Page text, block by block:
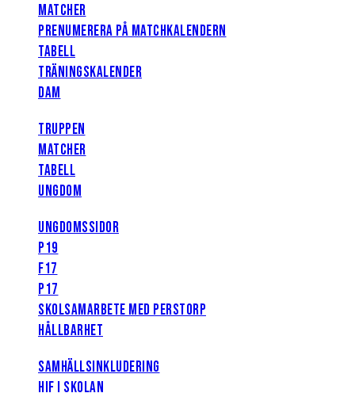
MATCHER
PRENUMERERA PÅ MATCHKALENDERN
TABELL
TRÄNINGSKALENDER
DAM
TRUPPEN
MATCHER
TABELL
UNGDOM
UNGDOMSSIDOR
P19
F17
P17
SKOLSAMARBETE MED PERSTORP
HÅLLBARHET
SAMHÄLLSINKLUDERING
HIF I SKOLAN